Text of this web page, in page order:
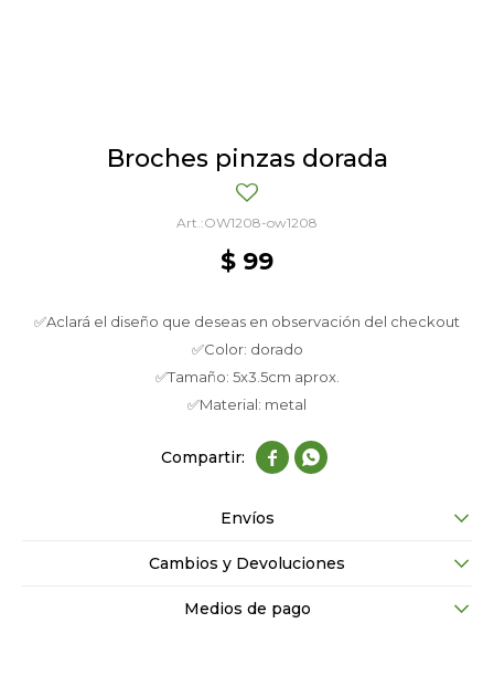
Broches pinzas dorada
OW1208-ow1208
$ 99
✅Aclará el diseño que deseas en observación del checkout
✅Color: dorado
✅Tamaño: 5x3.5cm aprox.
✅Material: metal
 
Envíos
Cambios y Devoluciones
Medios de pago